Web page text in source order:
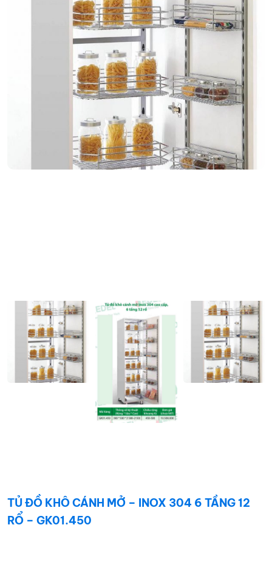
TỦ ĐỒ KHÔ CÁNH MỞ – INOX 304 6 TẦNG 12
RỔ – GK01.450